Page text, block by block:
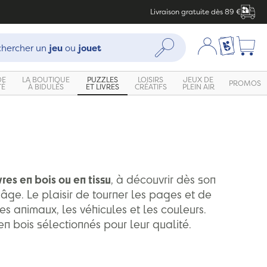
Livraison gratuite dès 89 €
:
un jeuou jouet Rechercher Mon compte
Ma liste
LA BOUTIQUE
À BIDULES
PUZZLES
ET LIVRES
LOISIRS
CRÉATIFS
JEUX DE
PLEIN AIR PROMOS
en bois ou en tissu, à découvrir dès son
Le plaisir de tourner les pages et de
animaux, les véhicules et les couleurs.
bois sélectionnés pour leur qualité.